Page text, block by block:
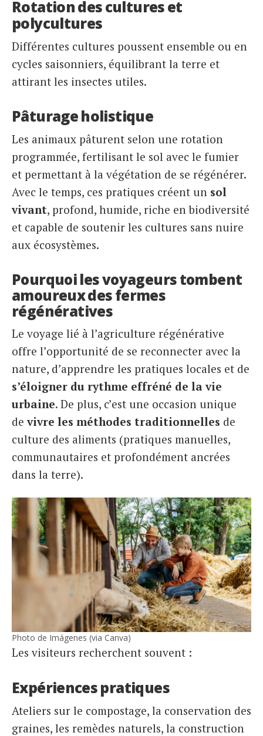
Rotation des cultures et
polycultures
Différentes cultures poussent ensemble ou en
cycles saisonniers, équilibrant la terre et
attirant les insectes utiles.
Pâturage holistique
Les animaux pâturent selon une rotation
programmée, fertilisant le sol avec le fumier
et permettant à la végétation de se régénérer.
Avec le temps, ces pratiques créent un sol
vivant, profond, humide, riche en biodiversité
et capable de soutenir les cultures sans nuire
aux écosystèmes.
Pourquoi les voyageurs tombent
amoureux des fermes
régénératives
Le voyage lié à l’agriculture régénérative
offre l’opportunité de se reconnecter avec la
nature, d’apprendre les pratiques locales et de
s’éloigner du rythme effréné de la vie
urbaine. De plus, c’est une occasion unique
devivre les méthodes traditionnelles de
culture des aliments (pratiques manuelles,
communautaires et profondément ancrées
dans la terre).
Photo de Imágenes (via Canva)
Les visiteurs recherchent souvent :
Expériences pratiques
Ateliers sur le compostage, la conservation des
graines, les remèdes naturels, la construction